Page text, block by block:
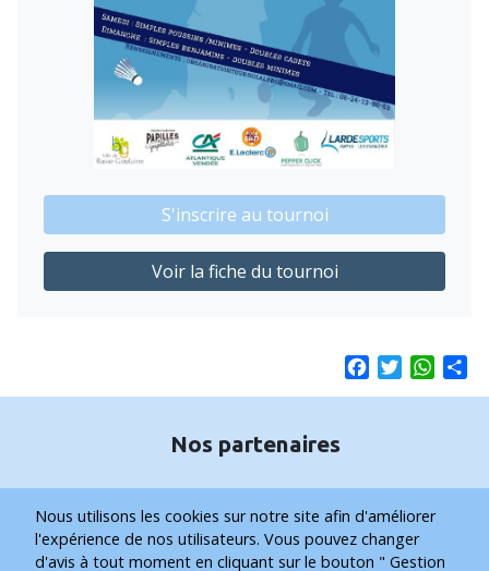
S'inscrire au tournoi
Voir la fiche du tournoi
Facebook
Twitter
Nos partenaires
Nous utilisons les cookies sur notre site afin d'améliorer
l'expérience de nos utilisateurs. Vous pouvez changer
d'avis à tout moment en cliquant sur le bouton " Gestion